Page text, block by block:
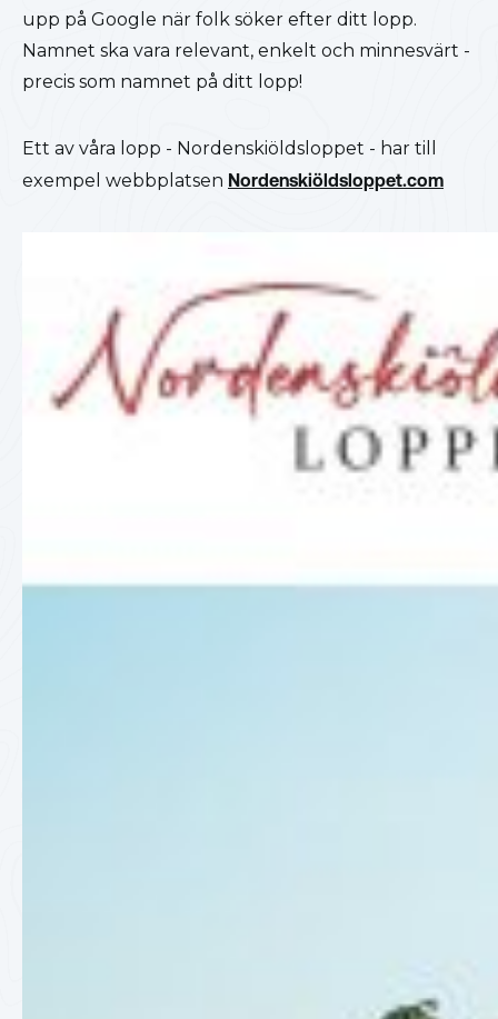
upp på Google när folk söker efter ditt lopp.
Namnet ska vara relevant, enkelt och minnesvärt -
precis som namnet på ditt lopp!
Ett av våra lopp - Nordenskiöldsloppet - har till
exempel webbplatsen Nordenskiöldsloppet.com